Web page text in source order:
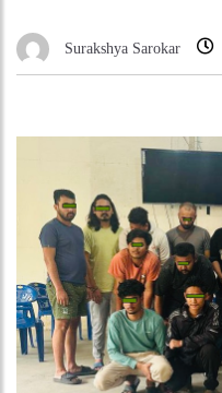
Surakshya Sarokar